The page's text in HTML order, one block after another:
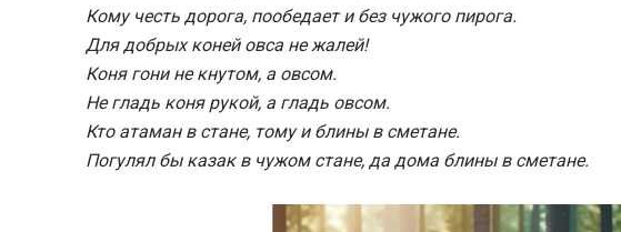
Кому честь дорога, пообедает и без чужого пирога.
Для добрых коней овса не жалей!
Коня гони не кнутом, а овсом.
Не гладь коня рукой, а гладь овсом.
Кто атаман в стане, тому и блины в сметане.
Погулял бы казак в чужом стане, да дома блины в сметане.